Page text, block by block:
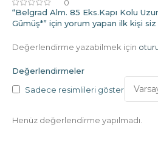
0
Değerlendirmeler
Sadece resimlileri göster
Henüz değerlendirme yapılmadı.
“Belgrad Alm. 85 Eks.Kapı Kolu
Gümüş*” için yorum yapan ilk kişi siz
Değerlendirme yazabilmek için